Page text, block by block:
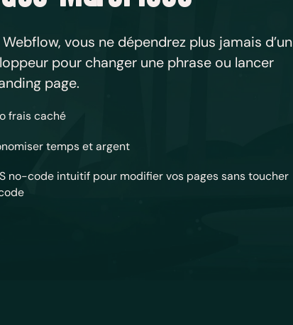
vous ne dépendrez plus jamais d’un
pour changer une phrase ou lancer
page.
frais caché
temps et argent
no-code intuitif pour modifier vos pages sans toucher